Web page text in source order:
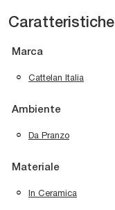
Caratteristiche
Marca
Cattelan Italia
Ambiente
Da Pranzo
Materiale
In Ceramica